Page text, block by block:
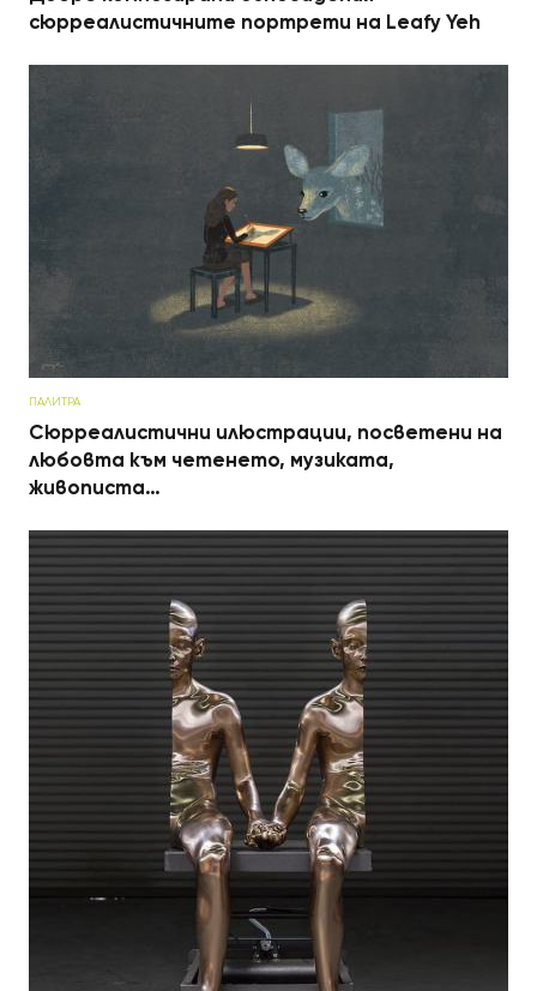
сюрреалистичните портрети на Leafy Yeh
ПАЛИТРА
Сюрреалистични илюстрации, посветени на
любовта към четенето, музиката,
живописта…